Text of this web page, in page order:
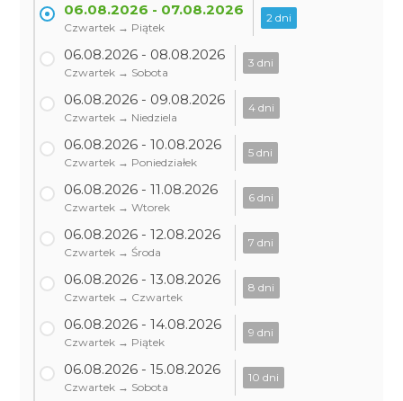
06.08.2026 - 07.08.2026
Czwartek → Piątek
2 dni
06.08.2026 - 08.08.2026
Czwartek → Sobota
3 dni
06.08.2026 - 09.08.2026
Czwartek → Niedziela
4 dni
06.08.2026 - 10.08.2026
Czwartek → Poniedziałek
5 dni
06.08.2026 - 11.08.2026
Czwartek → Wtorek
6 dni
06.08.2026 - 12.08.2026
Czwartek → Środa
7 dni
06.08.2026 - 13.08.2026
Czwartek → Czwartek
8 dni
06.08.2026 - 14.08.2026
Czwartek → Piątek
9 dni
06.08.2026 - 15.08.2026
Czwartek → Sobota
10 dni